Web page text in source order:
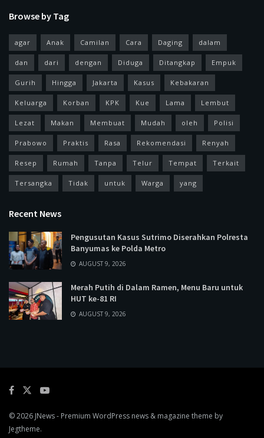
Browse by Tag
agar Anak Camilan Cara Daging dalam
dan dari dengan Diduga Ditangkap Empuk
Gurih Hingga Jakarta Kasus Kebakaran
Keluarga Korban KPK Kue Lama Lembut
Lezat Makan Membuat Mudah oleh Polisi
Prabowo Praktis Rasa Rekomendasi Renyah
Resep Rumah Tanpa Telur Tempat Terkait
Tersangka Tidak untuk Warga yang
Recent News
Pengusutan Kasus Sutrimo Diserahkan Polresta
Banyumas ke Polda Metro
AUGUST 9, 2026
Merah Putih di Dalam Ramen, Menu Baru untuk
HUT ke-81 RI
AUGUST 9, 2026
© 2026 JNews- Premium WordPress news & magazine theme by
Jegtheme.